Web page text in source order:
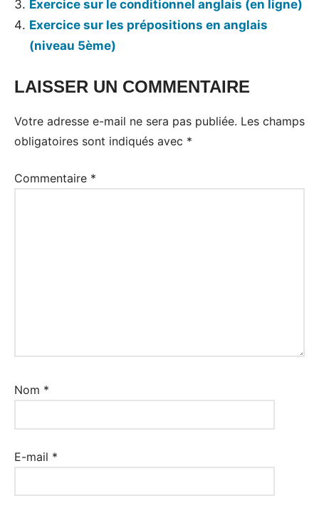
Exercice sur le conditionnel anglais (en ligne)
Exercice sur les prépositions en anglais
(niveau 5ème)
LAISSER UN COMMENTAIRE
Votre adresse e-mail ne sera pas publiée. Les champs
obligatoires sont indiqués avec *
Commentaire *
Nom *
E-mail *